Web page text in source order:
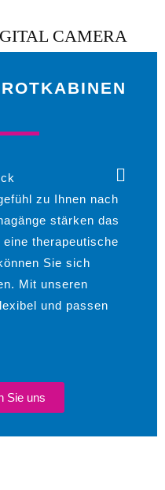
zu Ihnen nach
stärken das
therapeutische
Sie sich
Mit unseren
und passen
Sie uns